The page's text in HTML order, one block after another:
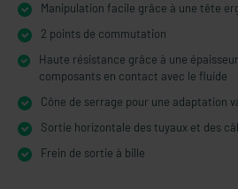
Manipulation facile grâce à une tête
2 points de commutation
Haute résistance grâce à une
composants en contact avec le fluide
Cône de serrage pour une adaptation
Sortie horizontale des tuyaux et des
Frein de sortie à bille